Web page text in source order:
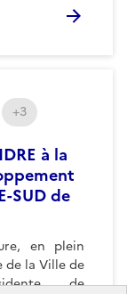
à la
SUD de
en plein
de la Ville de
de
+3